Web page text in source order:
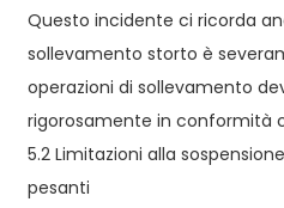
Questo incidente ci ricorda
sollevamento storto è
operazioni di sollevamento
rigorosamente in conformità
5.2 Limitazioni alla
pesanti